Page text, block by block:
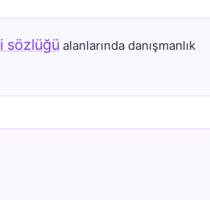
sözlüğü alanlarında danışmanlık